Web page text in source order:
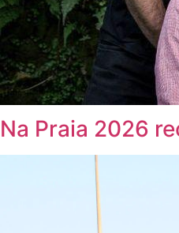
Na Praia 2026